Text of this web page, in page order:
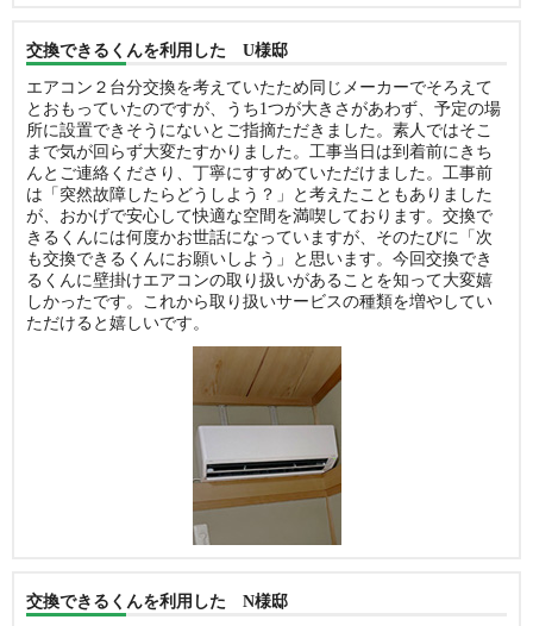
交換できるくんを利用した U様邸
エアコン２台分交換を考えていたため同じメーカーでそろえて
とおもっていたのですが、うち1つが大きさがあわず、予定の場
所に設置できそうにないとご指摘ただきました。素人ではそこ
まで気が回らず大変たすかりました。工事当日は到着前にきち
んとご連絡くださり、丁寧にすすめていただけました。工事前
は「突然故障したらどうしよう？」と考えたこともありました
が、おかげで安心して快適な空間を満喫しております。交換で
きるくんには何度かお世話になっていますが、そのたびに「次
も交換できるくんにお願いしよう」と思います。今回交換でき
るくんに壁掛けエアコンの取り扱いがあることを知って大変嬉
しかったです。これから取り扱いサービスの種類を増やしてい
ただけると嬉しいです。
交換できるくんを利用した N様邸